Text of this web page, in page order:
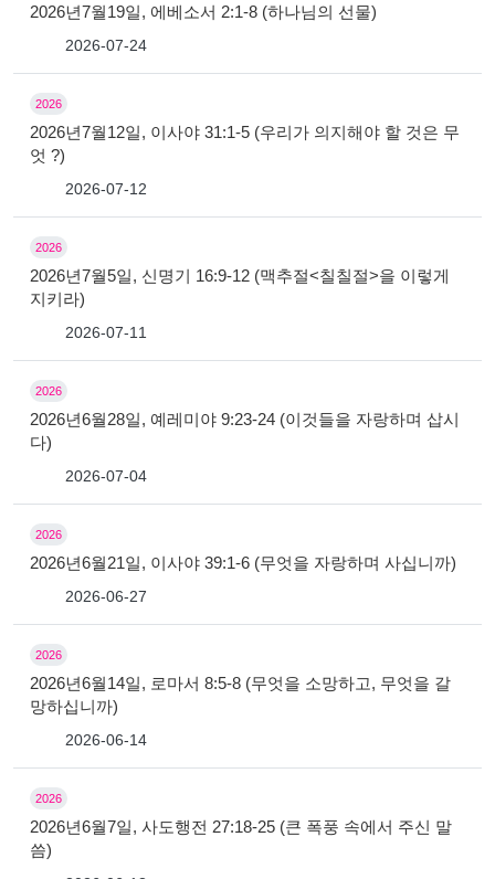
2026년7월19일, 에베소서 2:1-8 (하나님의 선물)
2026-07-24
2026
2026년7월12일, 이사야 31:1-5 (우리가 의지해야 할 것은 무
엇 ?)
2026-07-12
2026
2026년7월5일, 신명기 16:9-12 (맥추절<칠칠절>을 이렇게
지키라)
2026-07-11
2026
2026년6월28일, 예레미야 9:23-24 (이것들을 자랑하며 삽시
다)
2026-07-04
2026
2026년6월21일, 이사야 39:1-6 (무엇을 자랑하며 사십니까)
2026-06-27
2026
2026년6월14일, 로마서 8:5-8 (무엇을 소망하고, 무엇을 갈
망하십니까)
2026-06-14
2026
2026년6월7일, 사도행전 27:18-25 (큰 폭풍 속에서 주신 말
씀)